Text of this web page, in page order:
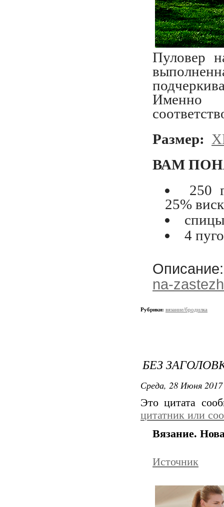
Пуловер
Именно
Размер:
ВАМ
250
25%
4
na-
Рубрики: вязание/бродилка
БЕЗ
Среда, 28 Июня
Это цитата
цитатник или
Вязание.
Источник